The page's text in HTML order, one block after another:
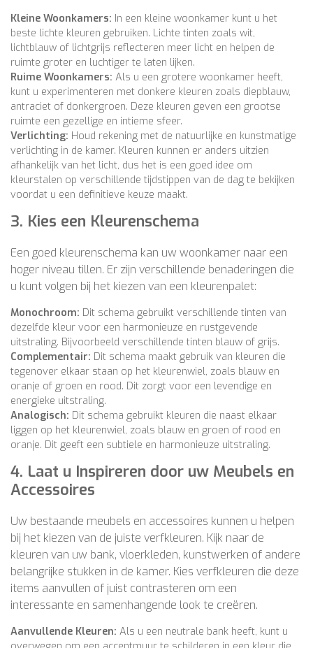
Kleine Woonkamers: In een kleine woonkamer kunt u het
beste lichte kleuren gebruiken. Lichte tinten zoals wit,
lichtblauw of lichtgrijs reflecteren meer licht en helpen de
ruimte groter en luchtiger te laten lijken.
Ruime Woonkamers: Als u een grotere woonkamer heeft,
kunt u experimenteren met donkere kleuren zoals diepblauw,
antraciet of donkergroen. Deze kleuren geven een grootse
ruimte een gezellige en intieme sfeer.
Verlichting: Houd rekening met de natuurlijke en kunstmatige
verlichting in de kamer. Kleuren kunnen er anders uitzien
afhankelijk van het licht, dus het is een goed idee om
kleurstalen op verschillende tijdstippen van de dag te bekijken
voordat u een definitieve keuze maakt.
3. Kies een Kleurenschema
Een goed kleurenschema kan uw woonkamer naar een
hoger niveau tillen. Er zijn verschillende benaderingen die
u kunt volgen bij het kiezen van een kleurenpalet:
Monochroom: Dit schema gebruikt verschillende tinten van
dezelfde kleur voor een harmonieuze en rustgevende
uitstraling. Bijvoorbeeld verschillende tinten blauw of grijs.
Complementair: Dit schema maakt gebruik van kleuren die
tegenover elkaar staan op het kleurenwiel, zoals blauw en
oranje of groen en rood. Dit zorgt voor een levendige en
energieke uitstraling.
Analogisch: Dit schema gebruikt kleuren die naast elkaar
liggen op het kleurenwiel, zoals blauw en groen of rood en
oranje. Dit geeft een subtiele en harmonieuze uitstraling.
4. Laat u Inspireren door uw Meubels en
Accessoires
Uw bestaande meubels en accessoires kunnen u helpen
bij het kiezen van de juiste verfkleuren. Kijk naar de
kleuren van uw bank, vloerkleden, kunstwerken of andere
belangrijke stukken in de kamer. Kies verfkleuren die deze
items aanvullen of juist contrasteren om een
interessante en samenhangende look te creëren.
Aanvullende Kleuren: Als u een neutrale bank heeft, kunt u